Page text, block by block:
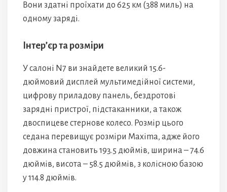
Вони здатні проїхати до 625 км (388 миль) на
одному заряді.
Інтер’єр та розміри
У салоні N7 ви знайдете великий 15.6-
дюймовий дисплей мультимедійної системи,
цифрову приладову панель, бездротові
зарядні пристрої, підстаканники, а також
двоспицеве стернове колесо. Розмір цього
седана перевищує розміри Maxima, адже його
довжина становить 193.5 дюймів, ширина – 74.6
дюймів, висота – 58.5 дюймів, з колісною базою
у 114.8 дюймів.